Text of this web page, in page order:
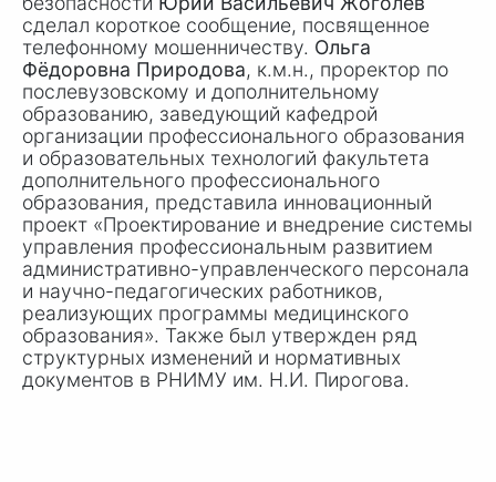
сделал короткое сообщение, посвященное
телефонному мошенничеству. Ольга
Фёдоровна Природова, к.м.н., проректор по
послевузовскому и дополнительному
образованию, заведующий кафедрой
организации профессионального образования
и образовательных технологий факультета
дополнительного профессионального
образования, представила инновационный
проект «Проектирование и внедрение системы
управления профессиональным развитием
административно-управленческого персонала
и научно-педагогических работников,
реализующих программы медицинского
образования». Также был утвержден ряд
структурных изменений и нормативных
документов в РНИМУ им. Н.И. Пирогова.